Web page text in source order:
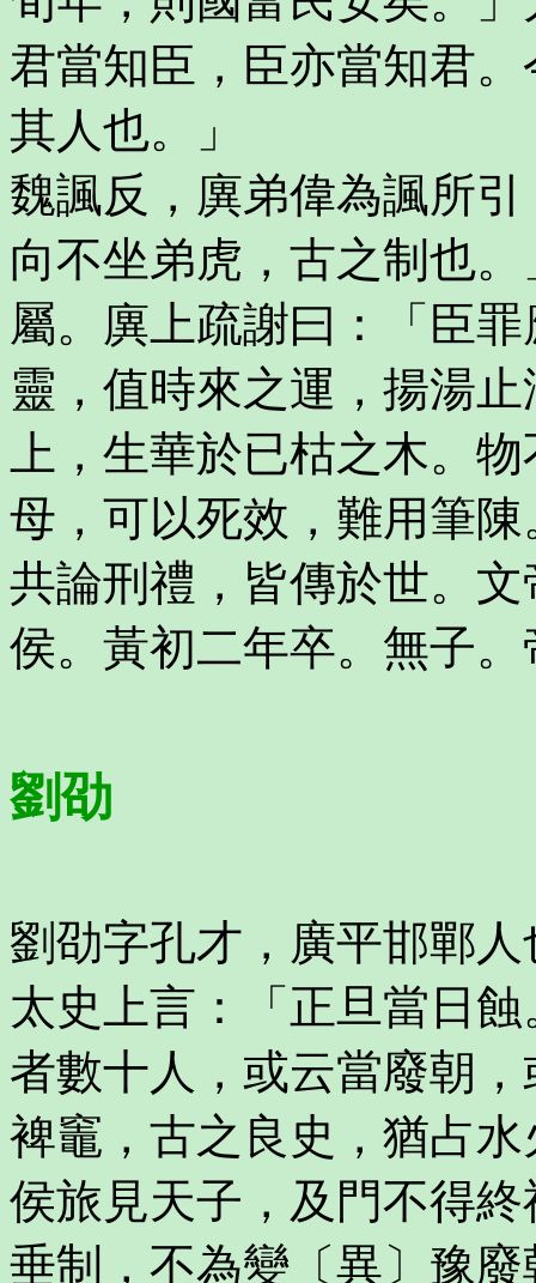
君當知臣，臣亦當知君
其人也。」
魏諷反，廙弟偉為諷所
向不坐弟虎，古之制也
屬。廙上疏謝曰：「臣
靈，值時來之運，揚湯
上，生華於已枯之木。
母，可以死效，難用筆
共論刑禮，皆傳於世。
侯。黃初二年卒。無子
劉劭
劉劭字孔才，廣平邯鄲
太史上言：「正旦當日
者數十人，或云當廢朝
裨竈，古之良史，猶占
侯旅見天子，及門不得
垂制，不為變〔異〕豫